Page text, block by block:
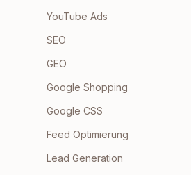
YouTube Ads
SEO
GEO
Google Shopping
Google CSS
Feed Optimierung
Lead Generation